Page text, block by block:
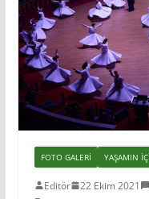
FOTO GALERI YAŞAMIN
Editör 22 Ekim 2021